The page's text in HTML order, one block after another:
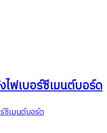
ฟเบอร์ซีเมนต์บอร์ด